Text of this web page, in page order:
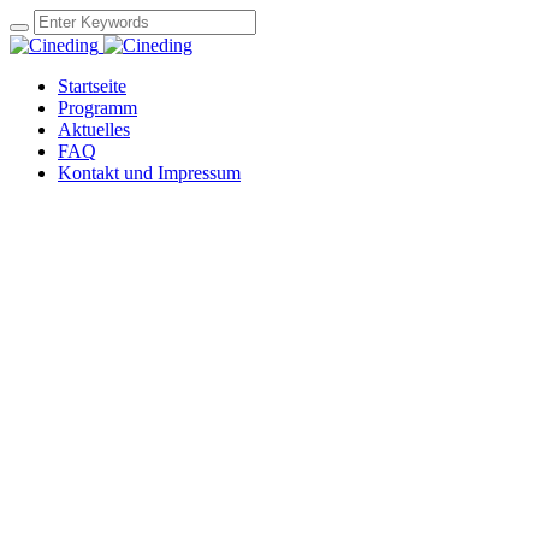
Startseite
Programm
Aktuelles
FAQ
Kontakt und Impressum